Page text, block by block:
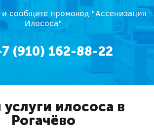
сообщите промокод "Ассенизация
Илососа"
(910) 162-88-22
илососа в
Рогачёво